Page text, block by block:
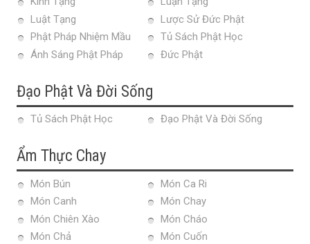
Luật Tạng
Lược Sử Đức Phật
Phật Pháp Nhiệm Mầu
Tủ Sách Phật Học
Ánh Sáng Phật Pháp
Đức Phật
Đạo Phật Và Đời Sống
Tủ Sách Phật Học Đạo Phật Và Đời Sống
Ẩm Thực Chay
Món Bún
Món Ca Ri
Món Canh
Món Chay
Món Chiên Xào
Món Cháo
Món Chả
Món Cuốn